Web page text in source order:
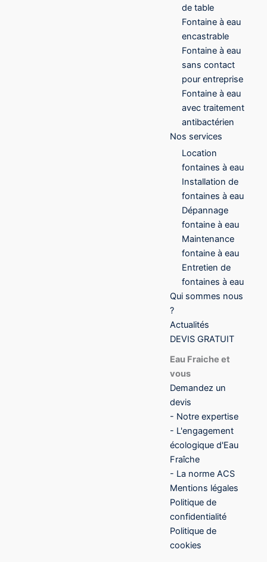
de table
Fontaine à eau
encastrable
Fontaine à eau
sans contact
pour entreprise
Fontaine à eau
avec traitement
antibactérien
Nos services
Location
fontaines à eau
Installation de
fontaines à eau
Dépannage
fontaine à eau
Maintenance
fontaine à eau
Entretien de
fontaines à eau
Qui sommes nous
?
Actualités
DEVIS GRATUIT
Eau Fraiche et
vous
Demandez un
devis
- Notre expertise
- L'engagement
écologique d'Eau
Fraîche
- La norme ACS
Mentions légales
Politique de
confidentialité
Politique de
cookies